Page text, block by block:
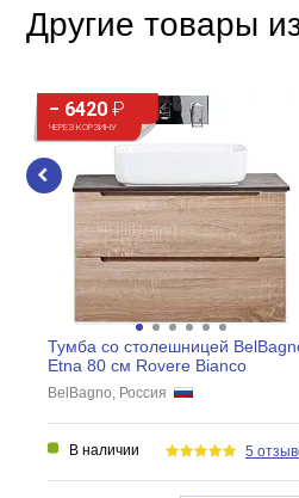
Цвет
Расположение ванны
Форма
Стиль
Асимметричная форма
Оборудование
Гидромассаж
Аэромассаж
Хромотерапия
Подсветка
Другие товары
− 6420 ₽
ЧЕРЕЗ КОРЗИНУ
Тумба со столешницей
Etna 80 см Rovere Bianco
BelBagno, Россия
В наличии 5